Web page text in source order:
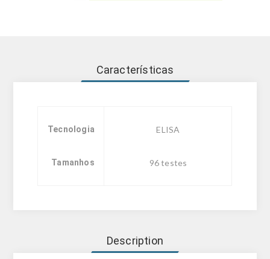
Características
Tecnologia ELISA
Tamanhos 96 testes
Description